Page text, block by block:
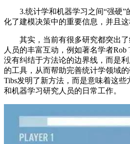
3.统计学和机器学习之间“强硬”
化了建模决策中的重要信息，并且这
其实，当前有很多研究都突出了
人员的丰富互动，例如著名学者Rob
没有纠结于方法论的边界线，而是
的工具，从而帮助完善统计学领域
Tibs发明了新方法，而是意味着这
和机器学习研究人员的日常工作。